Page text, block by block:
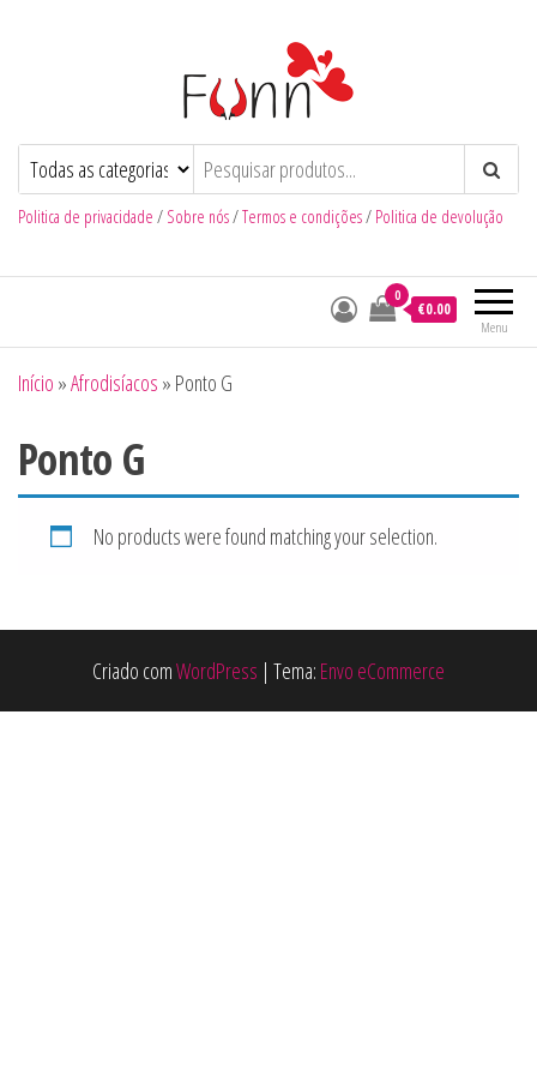
Funn Num Click de Diversão
Politica de privacidade / Sobre nós/Termos e condições/ Politica de devolução
Menu
0
€0.00
Início »Afrodisíacos » Ponto G
Ponto G
No products were found matching your selection.
Criado comWordPress | Tema: Envo eCommerce